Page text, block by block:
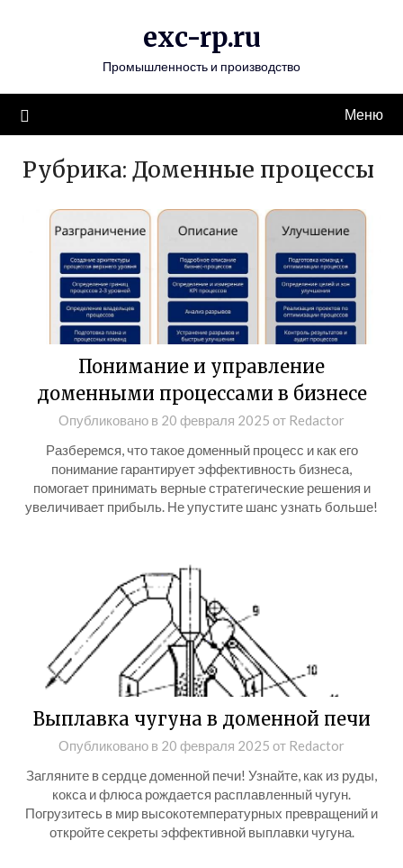
exc-rp.ru
Промышленность и производство
Меню
Рубрика: Доменные процессы
Понимание и управление
доменными процессами в бизнесе
Опубликовано в 20 февраля 2025 от Redactor
Разберемся, что такое доменный процесс и как его
понимание гарантирует эффективность бизнеса,
помогает принимать верные стратегические решения и
увеличивает прибыль. Не упустите шанс узнать больше!
Выплавка чугуна в доменной печи
Опубликовано в 20 февраля 2025 от Redactor
Загляните в сердце доменной печи! Узнайте, как из руды,
кокса и флюса рождается расплавленный чугун.
Погрузитесь в мир высокотемпературных превращений и
откройте секреты эффективной выплавки чугуна.